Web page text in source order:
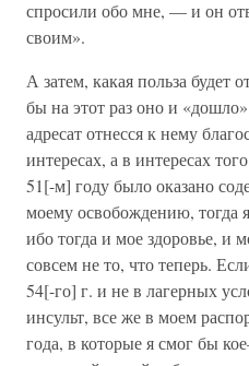
спросили обо мне, — и он
своим».
А затем, какая польза будет
бы на этот раз оно и
адресат отнесся к нему
интересах, а в интересах
51[-м] году было оказано
моему освобождению, тогда
ибо тогда и мое здоровье, и
совсем не то, что теперь.
54[-го] г. и не в лагерных
инсульт, все же в моем
года, в которые я смог бы